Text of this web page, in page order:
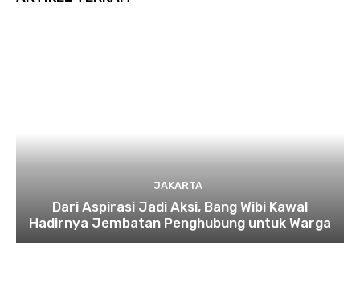
JAKARTA
Dari Aspirasi Jadi Aksi, Bang Wibi Kawal
Hadirnya Jembatan Penghubung untuk Warga